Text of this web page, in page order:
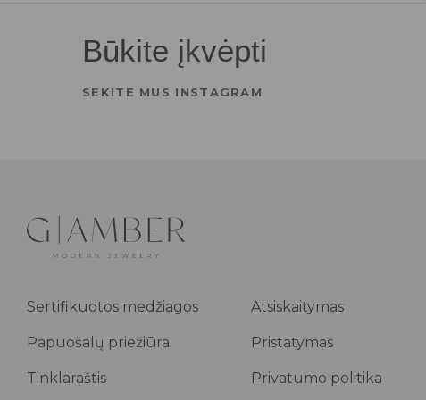
Būkite įkvėpti
SEKITE MUS INSTAGRAM
Sertifikuotos medžiagos
Papuošalų priežiūra
Tinklaraštis
Atsiskaitymas
Pristatymas
Privatumo politika